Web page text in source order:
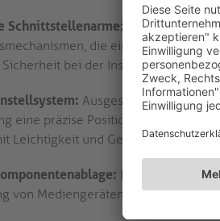
Schnittstellenarme:
Die
die eine sichere
bei der Installation und
Ausgestattet mit einem
eine präzise Positionierung und
Leichtigkeit und Genauigkeit.
Enthält eine
von Mediengeräten oder Zubehör.